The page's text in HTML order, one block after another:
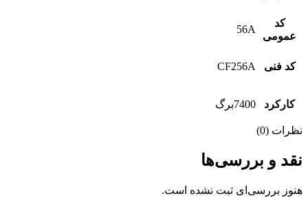
کد
عمومی
56A
کد فنی CF256A
کارکرد 7400برگ
نظرات (0)
نقد و بررسی‌ها
هنوز بررسی‌ای ثبت نشده است.